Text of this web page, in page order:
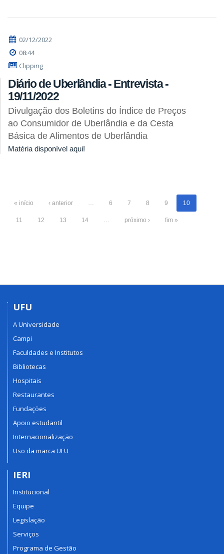
02/12/2022
08:44
Clipping
Diário de Uberlândia - Entrevista -
19/11/2022
Divulgação dos Boletins do Índice de Preços
ao Consumidor de Uberlândia e da Cesta
Básica de Alimentos de Uberlândia
Matéria disponível aqui!
« início ‹ anterior … 6 7 8 9 10
11 12 13 14 … próximo › fim »
UFU
A Universidade
Campi
Faculdades e Institutos
Bibliotecas
Hospitais
Restaurantes
Fundações
Apoio estudantil
Internacionalização
Uso da marca UFU
IERI
Institucional
Equipe
Legislação
Serviços
Programa de Gestão